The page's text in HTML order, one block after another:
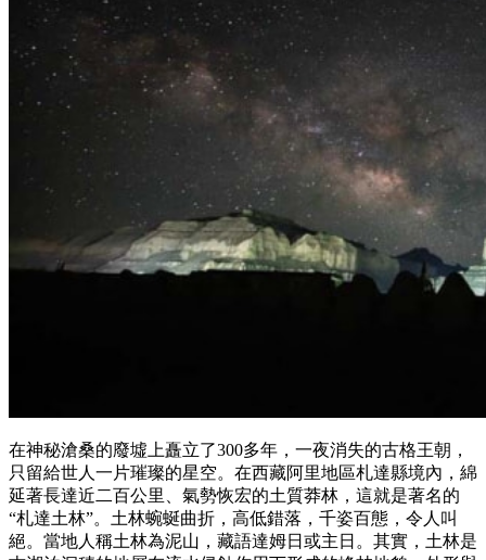
在神秘滄桑的廢墟上矗立了300多年，一夜消失的古格王朝，
只留給世人一片璀璨的星空。在西藏阿里地區札達縣境內，綿
延著長達近二百公里、氣勢恢宏的土質莽林，這就是著名的
“札達土林”。土林蜿蜒曲折，高低錯落，千姿百態，令人叫
絕。當地人稱土林為泥山，藏語達姆日或主日。其實，土林是